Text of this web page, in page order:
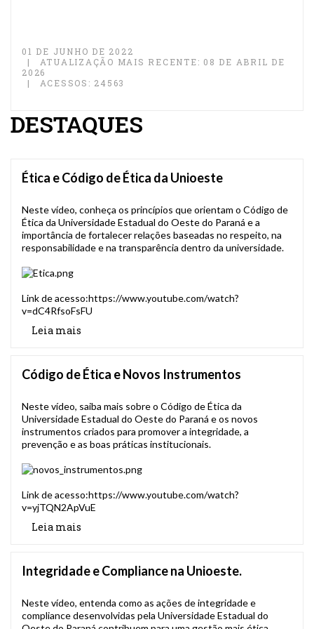
01 DE JUNHO DE 2022
ATUALIZAÇÃO MAIS RECENTE: 08 DE ABRIL DE
2026
ACESSOS: 24563
DESTAQUES
Ética e Código de Ética da Unioeste
Neste vídeo, conheça os princípios que orientam o Código de
Ética da Universidade Estadual do Oeste do Paraná e a
importância de fortalecer relações baseadas no respeito, na
responsabilidade e na transparência dentro da universidade.
Link de acesso:https://www.youtube.com/watch?
v=dC4RfsoFsFU
Leia mais
Código de Ética e Novos Instrumentos
Neste vídeo, saiba mais sobre o Código de Ética da
Universidade Estadual do Oeste do Paraná e os novos
instrumentos criados para promover a integridade, a
prevenção e as boas práticas institucionais.
Link de acesso:https://www.youtube.com/watch?
v=yjTQN2ApVuE
Leia mais
Integridade e Compliance na Unioeste.
Neste vídeo, entenda como as ações de integridade e
compliance desenvolvidas pela Universidade Estadual do